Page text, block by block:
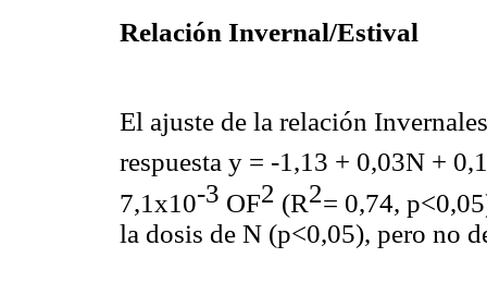
Relación Invernal/Estival
El ajuste de la relación
respuesta y = -1,13 + 0,03N +
7,1x10-3 OF2 (R2= 0,74,
la dosis de N (p<0,05), pero no